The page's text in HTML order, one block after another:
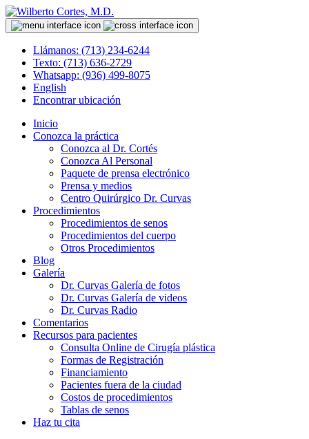
Llámanos: (713) 234-6244
Texto: (713) 636-2729
Whatsapp: (936) 499-8075
English
Encontrar ubicación
Inicio
Conozca la práctica
Conozca al Dr. Cortés
Conozca Al Personal
Paquete de prensa electrónico
Prensa y medios
Centro Quirúrgico Dr. Curvas
Procedimientos
Procedimientos de senos
Procedimientos del cuerpo
Otros Procedimientos
Blog
Galería
Dr. Curvas Galería de fotos
Dr. Curvas Galería de videos
Dr. Curvas Radio
Comentarios
Recursos para pacientes
Consulta Online de Cirugía plástica
Formas de Registración
Financiamiento
Pacientes fuera de la ciudad
Costos de procedimientos
Tablas de senos
Haz tu cita